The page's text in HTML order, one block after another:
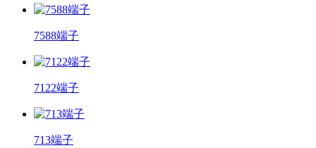
7588端子
7122端子
713端子